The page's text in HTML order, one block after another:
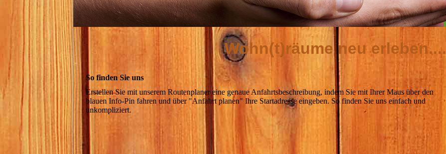
Wohn(t)räume neu erleben....
So finden Sie uns
Erstellen Sie mit unserem Routenplaner eine genaue Anfahrtsbeschreibung, indem Sie mit Ihrer Maus über den
blauen Info-Pin fahren und über "Anfahrt planen" Ihre Startadresse eingeben. So finden Sie uns einfach und
unkompliziert.